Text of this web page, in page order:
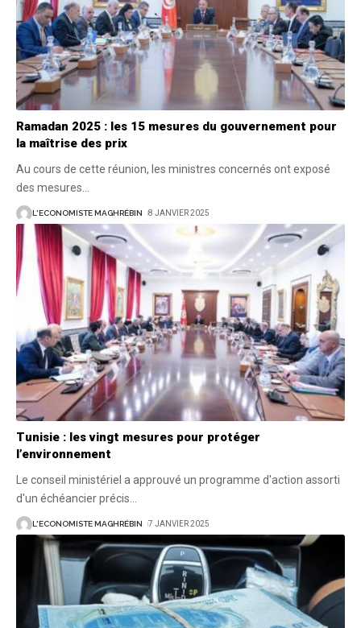
Ramadan 2025 : les 15 mesures du gouvernement pour
la maîtrise des prix
Au cours de cette réunion, les ministres concernés ont exposé
des mesures
L'ECONOMISTE MAGHRÉBIN 8 JANVIER 2025
Tunisie : les vingt mesures pour protéger
l’environnement
Le conseil ministériel a approuvé un programme d'action assorti
d'un échéancier précis
L'ECONOMISTE MAGHRÉBIN 7 JANVIER 2025